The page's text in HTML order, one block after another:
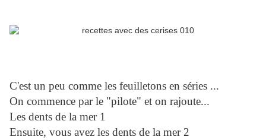
C'est un peu comme les feuilletons en séries ...
On commence par le "pilote" et on rajoute...
Les dents de la mer 1
Ensuite, vous avez les dents de la mer 2